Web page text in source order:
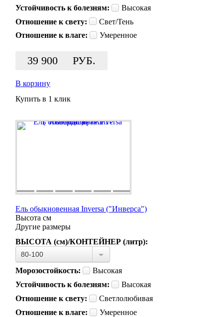
Устойчивость к болезням:
Высокая
Отношение к свету:
Свет/Тень
Отношение к влаге:
Умеренное
39 900 РУБ.
В корзину
Купить в 1 клик
Ель обыкновенная Inversa ("Инверса")
Высота см
Другие размеры
ВЫСОТА (см)/КОНТЕЙНЕР (литр):
80-100
Морозостойкость:
Высокая
Устойчивость к болезням:
Высокая
Отношение к свету:
Светлолюбивая
Отношение к влаге:
Умеренное